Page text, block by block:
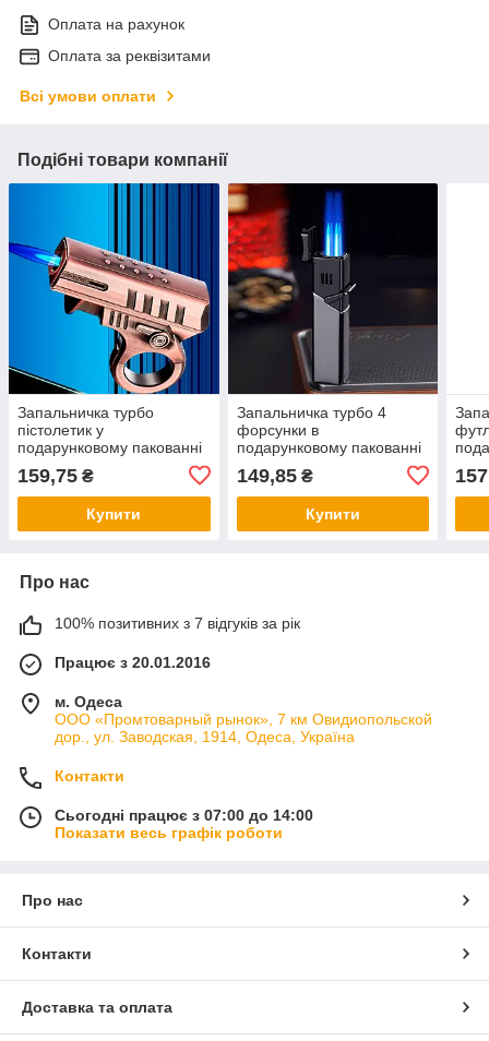
Оплата на рахунок
Оплата за реквізитами
Всі умови оплати
Подібні товари компанії
Запальничка турбо
пістолетик у
подарунковому пакованні
159,75 ₴
Купити
Запальничка турбо 4
форсунки в
подарунковому пакованні
149,85₴
Купити
Про нас
100% позитивних з 7 відгуків за рік
Працює з 20.01.2016
м. Одеса
ООО «Промтоварный рынок», 7 км Овидиопольской
дор., ул. Заводская, 1914, Одеса, Україна
Контакти
Сьогодні працює з 07:00 до 14:00
Показати весь графік роботи
Про нас
Контакти
Доставка та оплата